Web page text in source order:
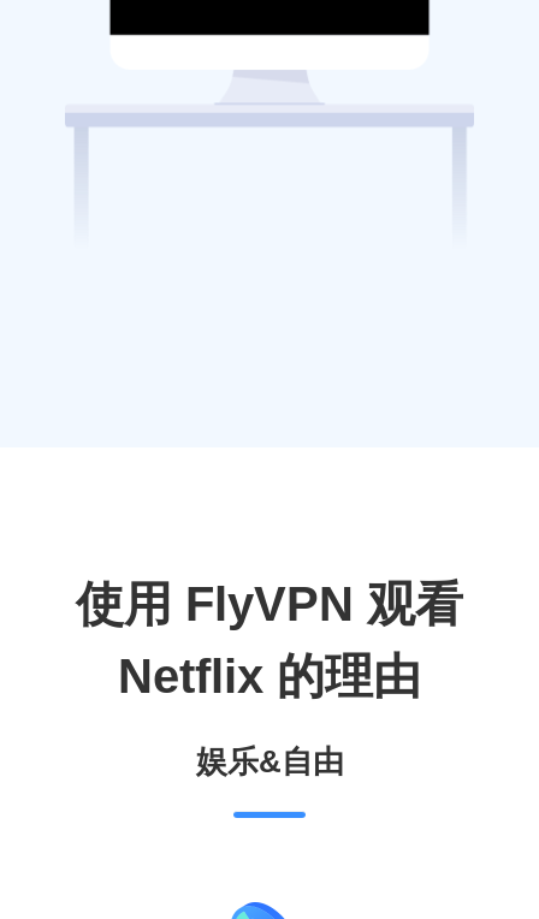
使用 FlyVPN 观看
Netflix 的理由
娱乐&自由